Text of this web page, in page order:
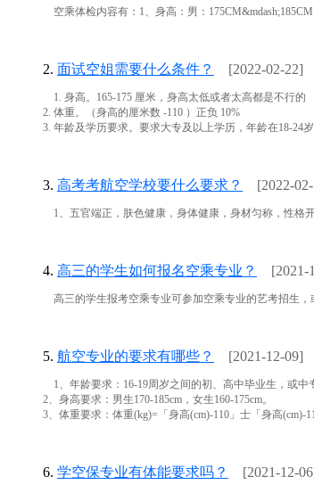
空乘体检内容有：1、身高：男：
2. 面试空姐需要什么条件？ [2022-02-22]
1. 身高。165-175 厘米，身高太低或者太高都是不行的
2. 体重。（身高的厘米数 -110 ）正负 10%
3. 年龄及学历要求。要求大专及以上学历，年龄在18-24
3. 高考考航空学校要什么要求？ [2022-
1、五官端正，肤色健康，身体健康，身材匀称，性格
4. 高三的学生如何报名空乘专业？ [2021-
高三的学生报考空乘专业可参加空乘专业的艺考招生，
5. 航空专业的要求有哪些？ [2021-12-09]
1、年龄要求：16-19周岁之间的初、高中毕业生，或中
2、身高要求：男生170-185cm，女生160-175cm。
3、体重要求：体重(kg)=「身高(cm)-110」士「身高(cm)-
6. 学空保专业有体能要求吗？ [2021-12-